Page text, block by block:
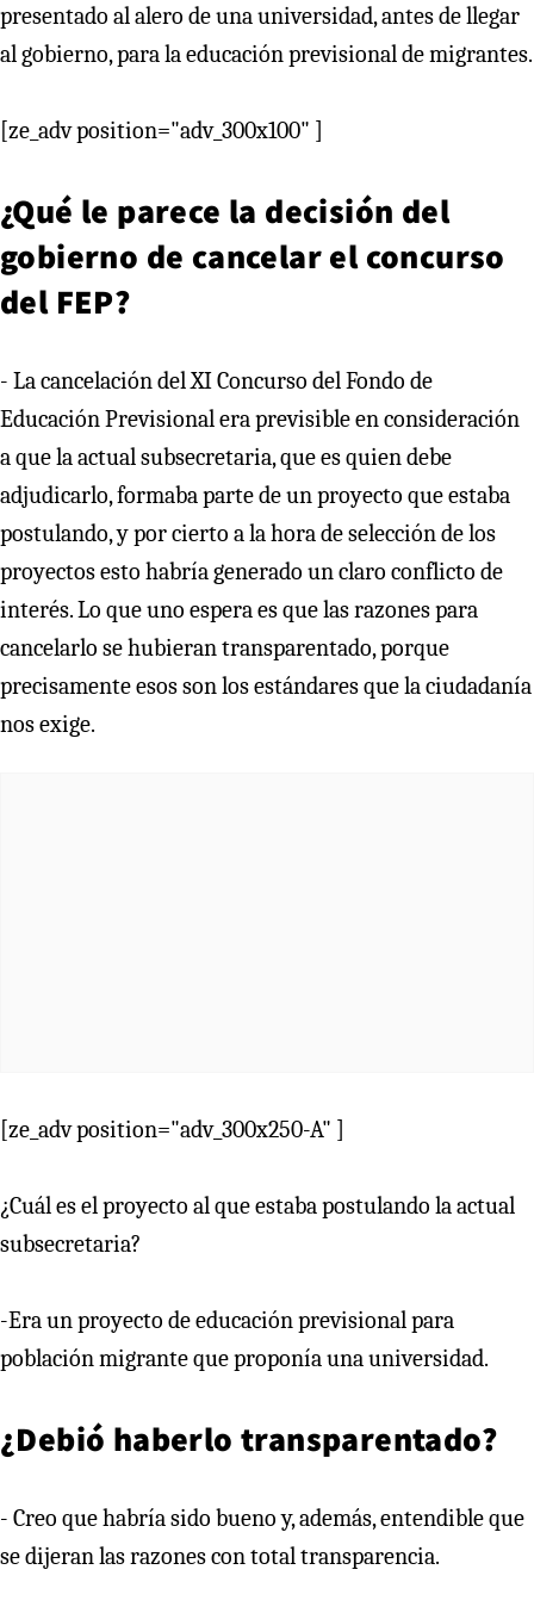
presentado al alero de una universidad, antes de llegar
al gobierno, para la educación previsional de migrantes.
[ze_adv position="adv_300x100" ]
¿Qué le parece la decisión del
gobierno de cancelar el concurso
del FEP?
- La cancelación del XI Concurso del Fondo de
Educación Previsional era previsible en consideración
a que la actual subsecretaria, que es quien debe
adjudicarlo, formaba parte de un proyecto que estaba
postulando, y por cierto a la hora de selección de los
proyectos esto habría generado un claro conflicto de
interés. Lo que uno espera es que las razones para
cancelarlo se hubieran transparentado, porque
precisamente esos son los estándares que la ciudadanía
nos exige.
[ze_adv position="adv_300x250-A" ]
¿Cuál es el proyecto al que estaba postulando la actual
subsecretaria?
-Era un proyecto de educación previsional para
población migrante que proponía una universidad.
¿Debió haberlo transparentado?
- Creo que habría sido bueno y, además, entendible que
se dijeran las razones con total transparencia.